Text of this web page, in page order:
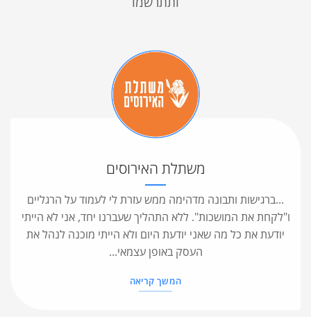
משתלת האירוסים
...ברגישות ותבונה מדהימה ממש עזרת לי לעמוד על הרגליים
ו"לקחת את המושכות". ללא התהליך שעברנו יחד, אני לא הייתי
יודעת את כל מה שאני יודעת היום ולא הייתי מוכנה לנהל את
העסק באופן עצמאי...
המשך קריאה